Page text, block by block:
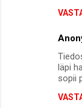
läpi
sopii